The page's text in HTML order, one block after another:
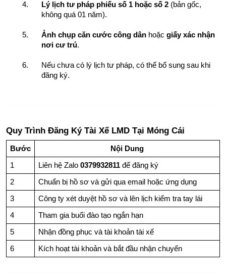
Lý lịch tư pháp phiếu số 1 hoặc số 2 (bản gốc,
không quá 01 năm).
Ảnh chụp căn cước công dân hoặc giấy xác nhận
nơi cư trú.
Nếu chưa có lý lịch tư pháp, có thể bổ sung sau khi
đăng ký.
Quy Trình Đăng Ký Tài Xế LMD Tại Móng Cái
Bước Nội Dung
1 Liên hệ Zalo 0379932811 để đăng ký
2 Chuẩn bị hồ sơ và gửi qua email hoặc ứng dụng
3 Công ty xét duyệt hồ sơ và lên lịch kiểm tra tay lái
4 Tham gia buổi đào tạo ngắn hạn
5 Nhận đồng phục và tài khoản tài xế
6 Kích hoạt tài khoản và bắt đầu nhận chuyến